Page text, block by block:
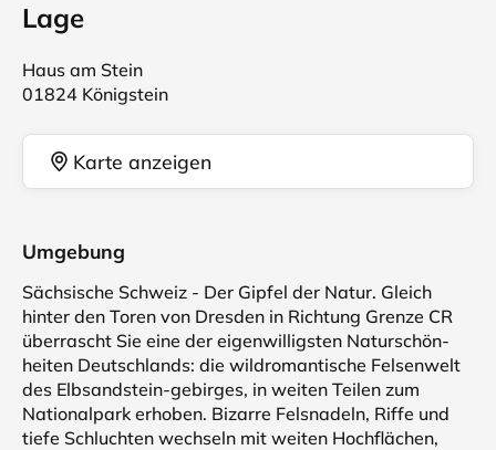
Lage
Haus am Stein
01824 Königstein
Karte anzeigen
Umgebung
Sächsische Schweiz - Der Gipfel der Natur. Gleich
hinter den Toren von Dresden in Richtung Grenze CR
überrascht Sie eine der eigenwilligsten Naturschön-
heiten Deutschlands: die wildromantische Felsenwelt
des Elbsandstein-gebirges, in weiten Teilen zum
Nationalpark erhoben. Bizarre Felsnadeln, Riffe und
tiefe Schluchten wechseln mit weiten Hochflächen,